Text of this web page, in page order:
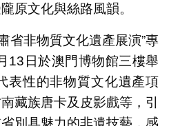
原文化與絲路風韻。
省非物質文化遺產展演”專
13日於澳門博物館三樓舉
表性的非物質文化遺產項
藏族唐卡及皮影戲等，引
別具魅力的非遺技藝，感